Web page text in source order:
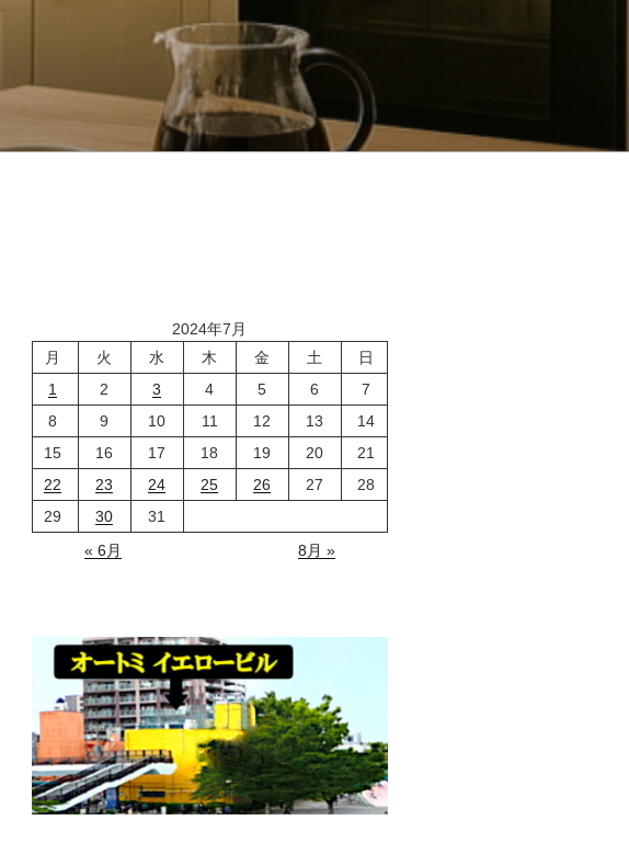
2024年7月
月
火 水 木 金 土
日
1
2 3 4 5 6
7
8
9 10 11 12 13
14
15
16 17 18 19 20
21
22
23 24 25 26 27
28
29
30
31
« 6月
8月 »